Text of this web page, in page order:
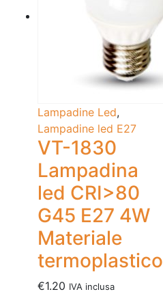
Lampadine Led,
Lampadine led E27
VT-1830
Lampadina
led CRI>80
G45 E27 4W
Materiale
termoplastico
€1.20 IVA inclusa